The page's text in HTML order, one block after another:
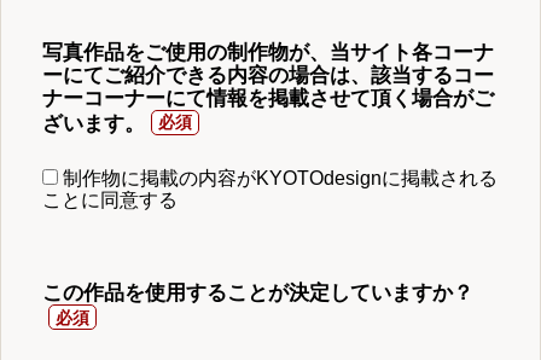
写真作品をご使用の制作物が、当サイト各コーナ
ーにてご紹介できる内容の場合は、該当するコー
ナーコーナーにて情報を掲載させて頂く場合がご
ざいます。
制作物に掲載の内容がKYOTOdesignに掲載される
ことに同意する
この作品を使用することが決定していますか？